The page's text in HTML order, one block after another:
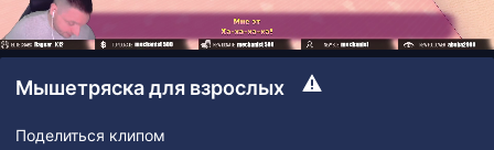
Мышетряска для взрослых
Поделиться клипом